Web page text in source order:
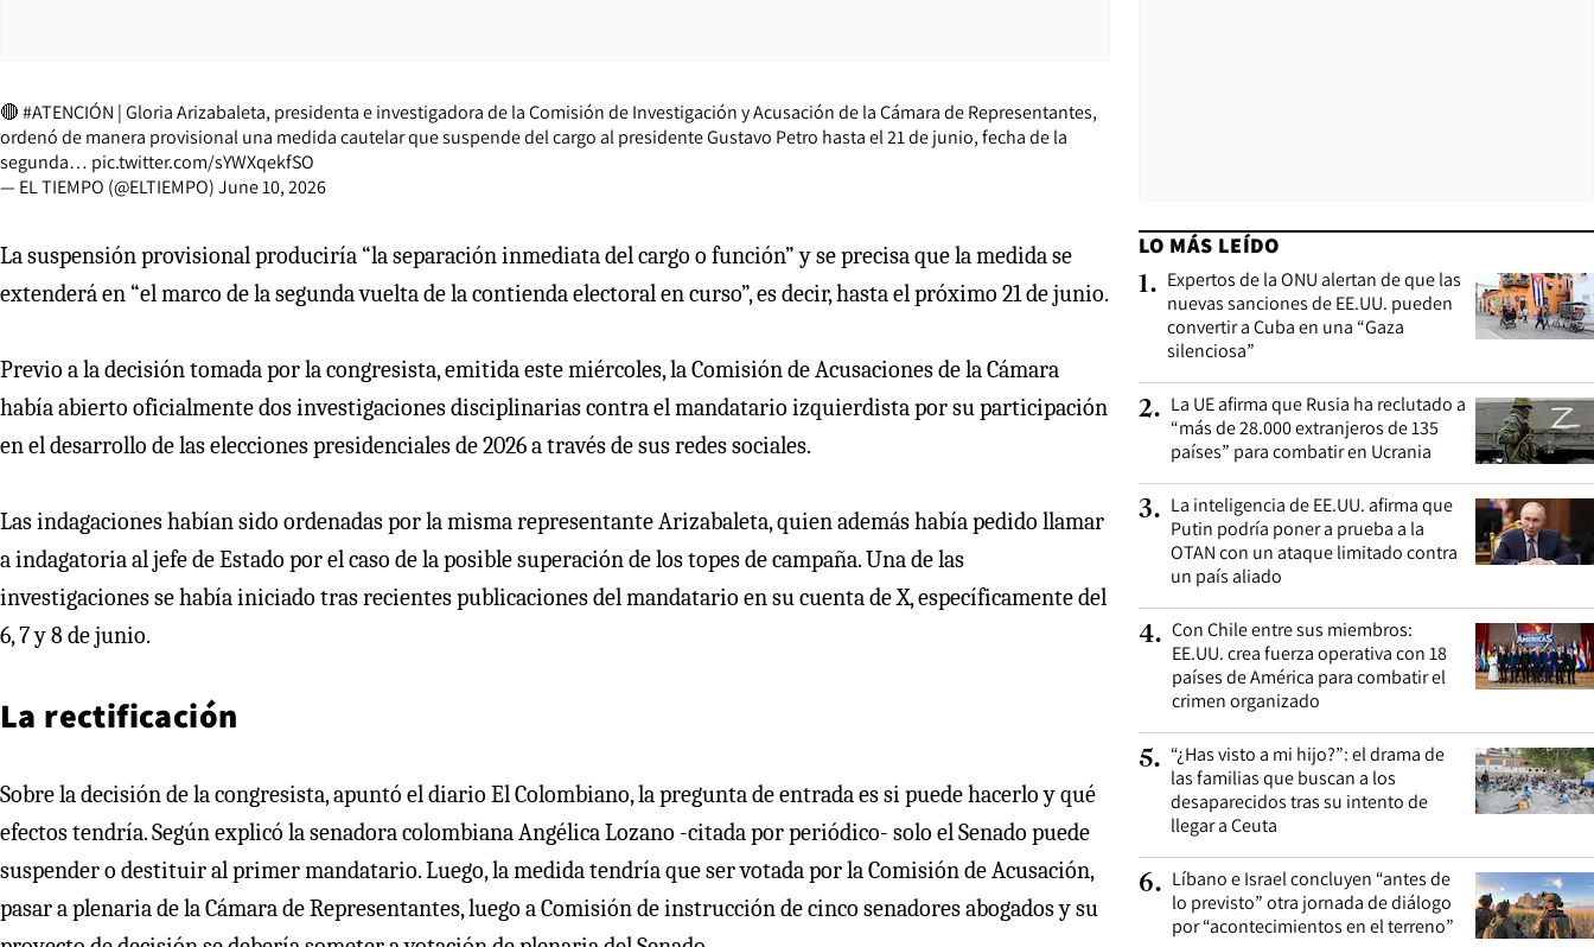
🔴#ATENCIÓN | Gloria Arizabaleta, presidenta e investigadora de la Comisión de Investigación y Acusación de la Cámara de Representantes,
ordenó de manera provisional una medida cautelar que suspende del cargo al presidente Gustavo Petro hasta el 21 de junio, fecha de la
segunda… pic.twitter.com/sYWXqekfSO
— EL TIEMPO (@ELTIEMPO)June 10, 2026
La suspensión provisional produciría “la separación inmediata del cargo o función” y se precisa que la medida se
extenderá en “el marco de la segunda vuelta de la contienda electoral en curso”, es decir, hasta el próximo 21 de junio.
Previo a la decisión tomada por la congresista, emitida este miércoles, la Comisión de Acusaciones de la Cámara
había abierto oficialmente dos investigaciones disciplinarias contra el mandatario izquierdista por su participación
en el desarrollo de las elecciones presidenciales de 2026 a través de sus redes sociales.
Las indagaciones habían sido ordenadas por la misma representante Arizabaleta, quien además había pedido llamar
a indagatoria al jefe de Estado por el caso de la posible superación de los topes de campaña. Una de las
investigaciones se había iniciado tras recientes publicaciones del mandatario en su cuenta de X, específicamente del
6, 7 y 8 de junio.
La rectificación
Sobre la decisión de la congresista, apuntó el diario El Colombiano, la pregunta de entrada es si puede hacerlo y qué
efectos tendría. Según explicó la senadora colombiana Angélica Lozano -citada por periódico- solo el Senado puede
suspender o destituir al primer mandatario. Luego, la medida tendría que ser votada por la Comisión de Acusación,
pasar a plenaria de la Cámara de Representantes, luego a Comisión de instrucción de cinco senadores abogados y su
LO MÁS LEÍDO
1. Expertos de la ONU alertan de que las
nuevas sanciones de EE.UU. pueden
convertir a Cuba en una “Gaza
silenciosa”
2. La UE afirma que Rusia ha reclutado a
“más de 28.000 extranjeros de 135
países” para combatir en Ucrania
3. La inteligencia de EE.UU. afirma que
Putin podría poner a prueba a la
OTAN con un ataque limitado contra
un país aliado
4. Con Chile entre sus miembros:
EE.UU. crea fuerza operativa con 18
países de América para combatir el
crimen organizado
5. “¿Has visto a mi hijo?”: el drama de
las familias que buscan a los
desaparecidos tras su intento de
llegar a Ceuta
6. Líbano e Israel concluyen “antes de
lo previsto” otra jornada de diálogo
por “acontecimientos en el terreno”